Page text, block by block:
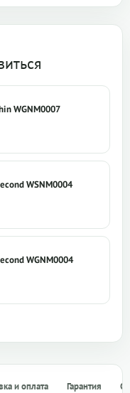
WGNM0007
WSNM0004
WGNM0004
и оплата Гарантия